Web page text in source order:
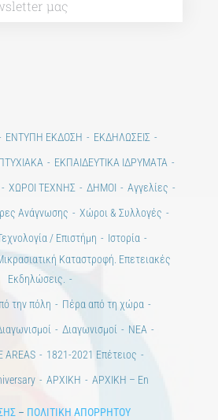
ΕΝΤΥΠΗ ΕΚΔΟΣΗ
ΕΚΔΗΛΩΣΕΙΣ
ΕΚΠΑΙΔΕΥΤΙΚΑ ΙΔΡΥΜΑΤΑ
ΧΩΡΟΙ ΤΕΧΝΗΣ ΔΗΜΟΙ
Αγγελίες
Ανάγνωσης
Χώροι & Συλλογές
/ Επιστήμη
Ιστορία
Καταστροφή. Επετειακές
Εκδηλώσεις.
την πόλη
Πέρα από τη χώρα
Διαγωνισμοί
ΝΕΑ
AREAS
1821-2021 Επέτειος
ΑΡΧΙΚΗ ΑΡΧΙΚΗ – En
– ΠΟΛΙΤΙΚΗ ΑΠΟΡΡΗΤΟΥ